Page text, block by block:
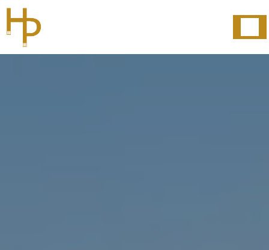
Panneau de gestion des cookies